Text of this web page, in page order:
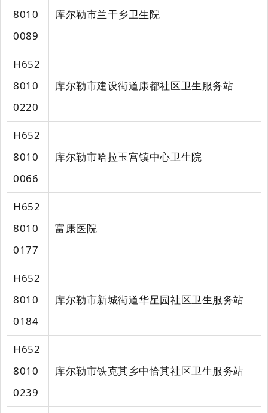
8010
0089
库尔勒市兰干乡卫生院
H652
8010
0220
库尔勒市建设街道康都社区卫生服务站
H652
8010
0066
库尔勒市哈拉玉宫镇中心卫生院
H652
8010
0177
富康医院
H652
8010
0184
库尔勒市新城街道华星园社区卫生服务站
H652
8010
0239
库尔勒市铁克其乡中恰其社区卫生服务站